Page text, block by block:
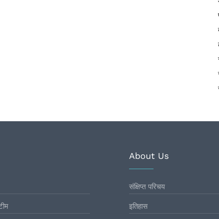
About Us
संक्षिप्त परिचय
इतिहास